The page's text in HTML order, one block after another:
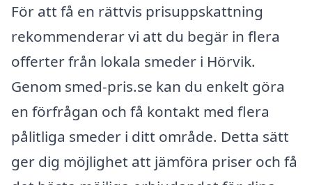
För att få en rättvis prisuppskattning
rekommenderar vi att du begär in flera
offerter från lokala smeder i Hörvik.
Genom smed-pris.se kan du enkelt göra
en förfrågan och få kontakt med flera
pålitliga smeder i ditt område. Detta sätt
ger dig möjlighet att jämföra priser och få